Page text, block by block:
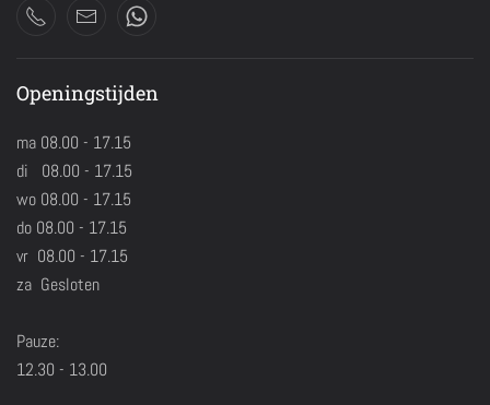
Openingstijden
ma 08.00 - 17.15
di 08.00 - 17.15
wo 08.00 - 17.15
do 08.00 - 17.15
vr 08.00 - 17.15
za Gesloten
Pauze:
12.30 - 13.00